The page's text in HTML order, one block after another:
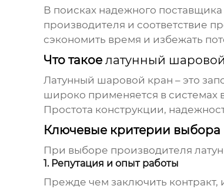
В поисках надежного поставщика
производителя и соответствие
сэкономить время и избежать
Что такое латунный
Латунный шаровой кран – это
широко применяется в системах
Простота конструкции,
Ключевые критерии выбора
При выборе производителя
1. Репутация и опыт работы
Прежде чем заключить